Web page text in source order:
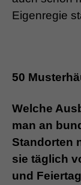
Eigenregie
50
Welche
man an
Standorten
sie täglich
und